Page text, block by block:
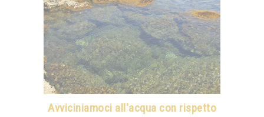
Avviciniamoci all'acqua con rispetto